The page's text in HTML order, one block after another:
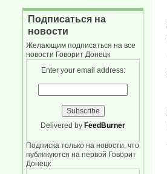
Подписаться на
новости
Желающим подписаться на все
новости Говорит Донецк
Enter your email address:
Delivered by FeedBurner
Подписка только на новости, что
публикуются на первой Говорит
Донецк